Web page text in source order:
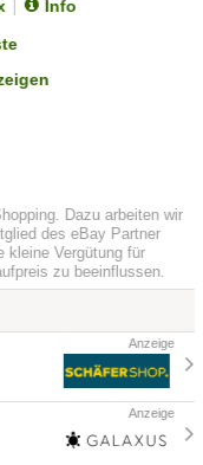
Info
Dazu arbeiten wir
des eBay Partner
kleine Vergütung für
zu beeinflussen.